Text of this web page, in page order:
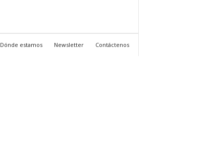
Dónde estamos Newsletter Contáctenos